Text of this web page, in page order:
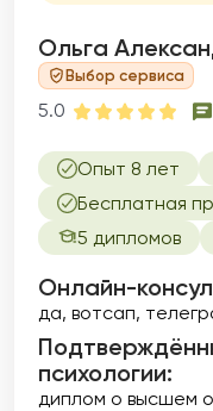
Ольга
Выбор сервиса
5.0
Опыт 8 лет
Бесплатная
5 дипломов
Онлайн-
да, вотсап,
психологии:
диплом о высшем